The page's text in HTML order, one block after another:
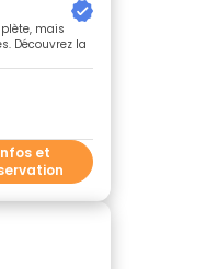
mais
Découvrez la
et